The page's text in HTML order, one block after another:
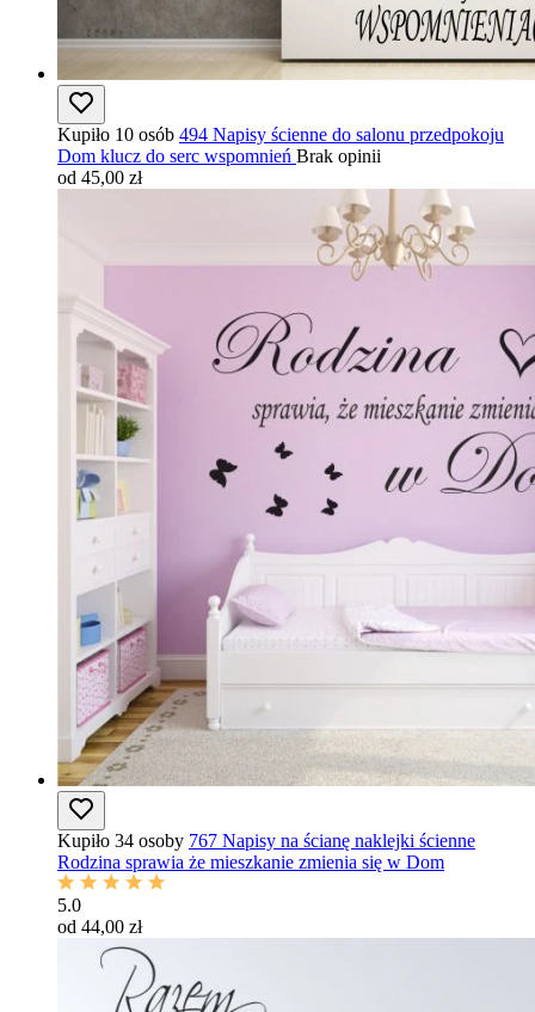
Kupiło 10 osób 494 Napisy ścienne do salonu przedpokoju
Dom klucz do serc wspomnień Brak opinii
od 45,00 zł
Kupiło 34 osoby 767 Napisy na ścianę naklejki ścienne
Rodzina sprawia że mieszkanie zmienia się w Dom
5.0
od 44,00 zł